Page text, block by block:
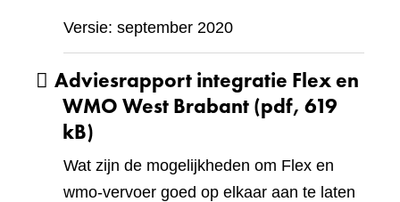
Versie: september 2020
Adviesrapport integratie Flex en
WMO West Brabant(pdf, 619
kB)
Wat zijn de mogelijkheden om Flex en
wmo-vervoer goed op elkaar aan te laten